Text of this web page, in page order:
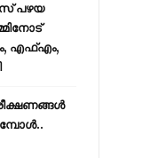
പഴയ
എഫ്‌എം,